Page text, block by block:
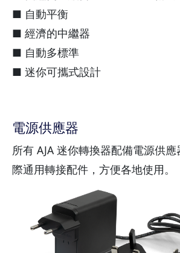
■ 自動平衡
■ 經濟的中繼器
■ 自動多標準
■ 迷你可攜式設計
電源供應器
所有 AJA 迷你轉換器配備電源供
際通用轉接配件，方便各地使用。